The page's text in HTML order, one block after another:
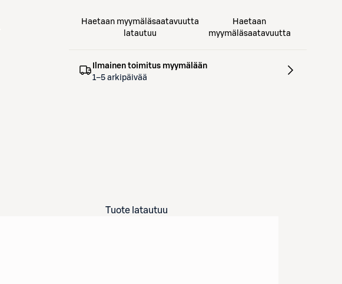
Haetaan myymäläsaatavuutta
latautuu
Haetaan
myymäläsaatavuutta
Ilmainen toimitus myymälään
1–5 arkipäivää
Tuote latautuu